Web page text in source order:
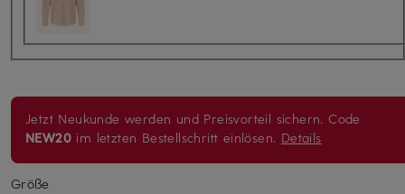
Jetzt Neukunde werden und Preisvorteil sichern. Code
NEW20 im letzten Bestellschritt einlösen. Details
Größe